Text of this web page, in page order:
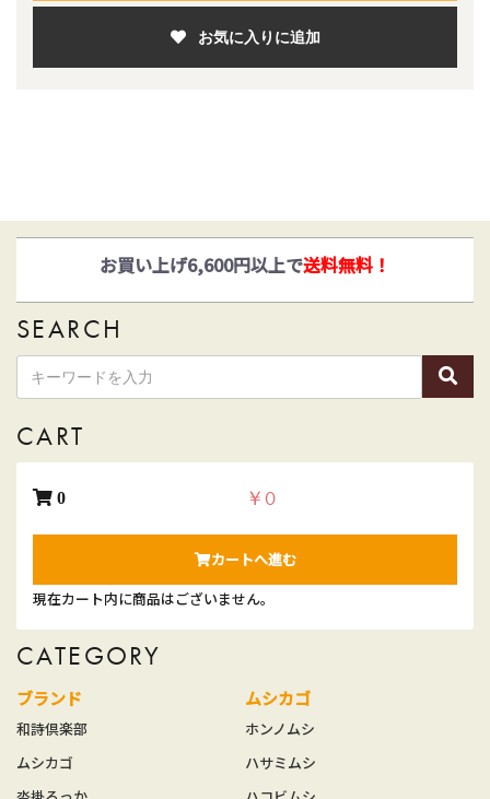
お気に入りに追加
ゆうパックとヤマト運輸がお選びいただけます！
SEARCH
CART
0 ￥0
カートへ進む
現在カート内に商品はございません。
CATEGORY
ブランド
和詩倶楽部
ムシカゴ
ムシカゴ
ホンノムシ
ハサミムシ